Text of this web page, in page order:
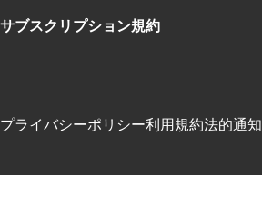
サブスクリプション規約
プライバシーポリシー利用規約法的通知